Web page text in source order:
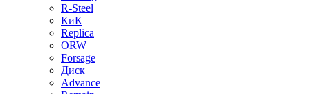
R-Steel
КиК
Replica
ORW
Forsage
Диск
Advance